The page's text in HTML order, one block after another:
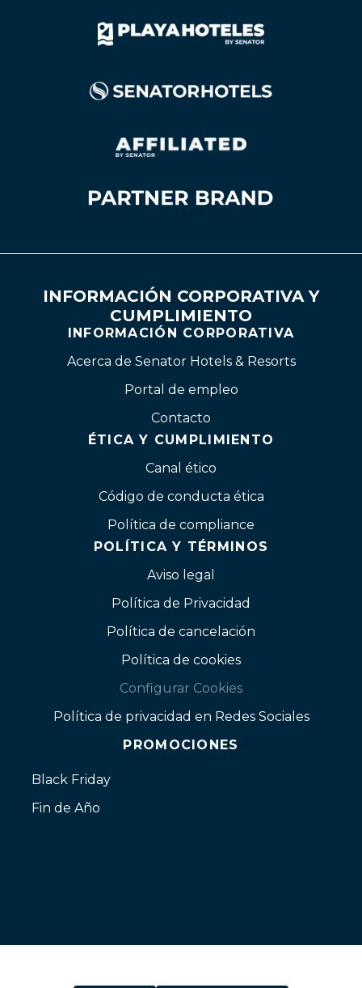
INFORMACIÓN CORPORATIVA Y
CUMPLIMIENTO
INFORMACIÓN CORPORATIVA
Acerca de Senator Hotels & Resorts
Portal de empleo
Contacto
ÉTICA Y CUMPLIMIENTO
Canal ético
Código de conducta ética
Política de compliance
POLÍTICA Y TÉRMINOS
Aviso legal
Política de Privacidad
Política de cancelación
Política de cookies
Configurar Cookies
Política de privacidad en Redes Sociales
PROMOCIONES
Black Friday
Fin de Año